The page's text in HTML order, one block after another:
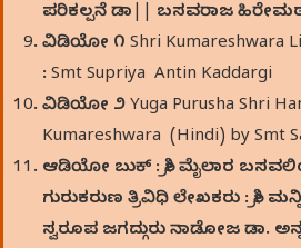
ಪರಿಕಲ್ಪನೆ ಡಾ|| ಬಸವರಾಜ
ವಿಡಿಯೋ ೧ Shri Kumareshwara
: Smt Supriya Antin Kaddargi
ವಿಡಿಯೋ ೨ Yuga Purusha Shri
Kumareshwara (Hindi) by Smt
ಆಡಿಯೋ ಬುಕ್‌ : ಶ್ರೀ ಮೈಲಾರ
ಗುರುಕರುಣ ತ್ರಿವಿಧಿ ಲೇಖಕರು : ಶ್ರೀ
ಸ್ವರೂಪ ಜಗದ್ಗುರು ನಾಡೋಜ ಡಾ.